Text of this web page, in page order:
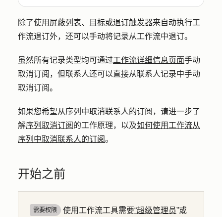
除了使用 屏蔽列表、 目标或退订触发器来自动执行工
作流退订外，还可以手动将记录从工作流中退订。
虽然所有记录类型均可通过工作流详细信息页面手动
取消订阅，但联系人还可以直接从联系人记录中手动
取消订阅。
如果您希望从序列中取消联系人的订阅，请进一步了
解序列取消订阅 的工作原理，以及如何使用工作流从
序列中取消联系人的订阅。
开始之前
需要权限 使用工作流工具需要“超级管理员”或